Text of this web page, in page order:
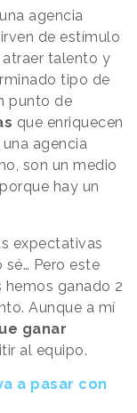
agencia
de estímulo
atraer talento y
tipo de
punto de
que enriquecen
agencia
son un medio
hay un
expectativas
Pero este
hemos ganado 2
Aunque a mí
ganar
al equipo.
a pasar con